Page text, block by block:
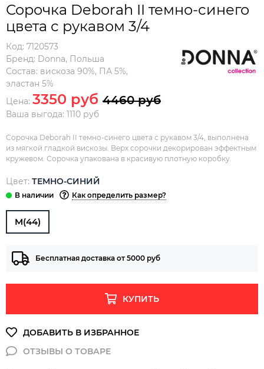
Сорочка Deborah II темно-синего
цвета с рукавом 3/4
Код: 7120573
Бренд: Donna, Польша
Состав: вискоза 90%, ПА 5%,
эластан 5%
Цена: 3350 руб 4460 руб
Ваша выгода: 1110 руб
Cорочка Deborah II темно-синего цвета с рукавом 3/4, выполнена
из мягкой гладкой вискозы. Верх сорочки декорирован эффектным
кружевом. Сорочка упакована в красивую плотную коробку.
Цвет: ТЕМНО-СИНИЙ
Как определить размер?
M(44)
Бесплатная доставка от 5000 руб
КУПИТЬ